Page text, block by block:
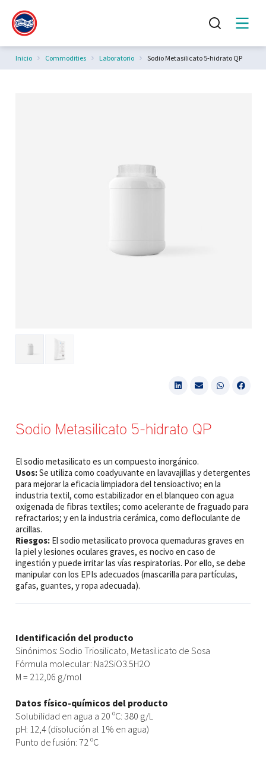
Estás aquí:
Inicio Commodities Laboratorio Sodio Metasilicato 5-hidrato QP
Sodio Metasilicato 5-hidrato QP
El sodio metasilicato es un compuesto inorgánico.
Usos:Se utiliza como coadyuvante en lavavajillas y detergentes
para mejorar la eficacia limpiadora del tensioactivo; en la
industria textil, como estabilizador en el blanqueo con agua
oxigenada de fibras textiles; como acelerante de fraguado para
refractarios; y en la industria cerámica, como defloculante de
arcillas.
Riesgos: El sodio metasilicato provoca quemaduras graves en
la piel y lesiones oculares graves, es nocivo en caso de
ingestión y puede irritar las vías respiratorias. Por ello, se debe
manipular con los EPIs adecuados (mascarilla para partículas,
gafas, guantes, y ropa adecuada).
Identificación del producto
Sinónimos: Sodio Triosilicato, Metasilicato de Sosa
Fórmula molecular: Na2SiO3.5H2O
M = 212,06 g/mol
Datos físico-químicos del producto
Solubilidad en agua a 20 ºC: 380 g/L
pH: 12,4 (disolución al 1% en agua)
Punto de fusión: 72 ºC